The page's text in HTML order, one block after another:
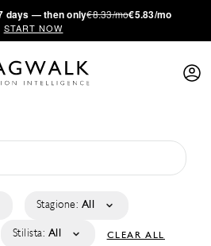
days — then only€8.33/mo€5.83/mo
START NOW
Stagione: All
Stilista: All CLEAR ALL